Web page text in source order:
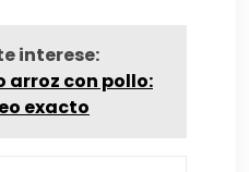
interese:
arroz con pollo:
exacto